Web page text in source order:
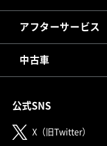
アフターサービス
中古車
公式SNS
X（旧Twitter） （